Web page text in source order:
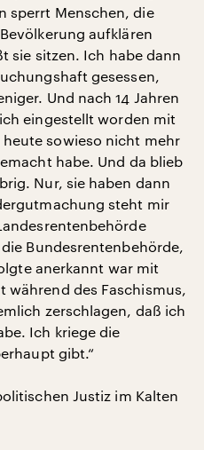
sperrt Menschen, die
aufklären
sie sitzen. Ich habe dann
gesessen,
Und nach 14 Jahren
eingestellt worden mit
sowieso nicht mehr
habe. Und da blieb
Nur, sie haben dann
steht mir
Bundesrentenbehörde,
anerkannt war mit
während des Faschismus,
zerschlagen, daß ich
Ich kriege die
gibt.“
Justiz im Kalten